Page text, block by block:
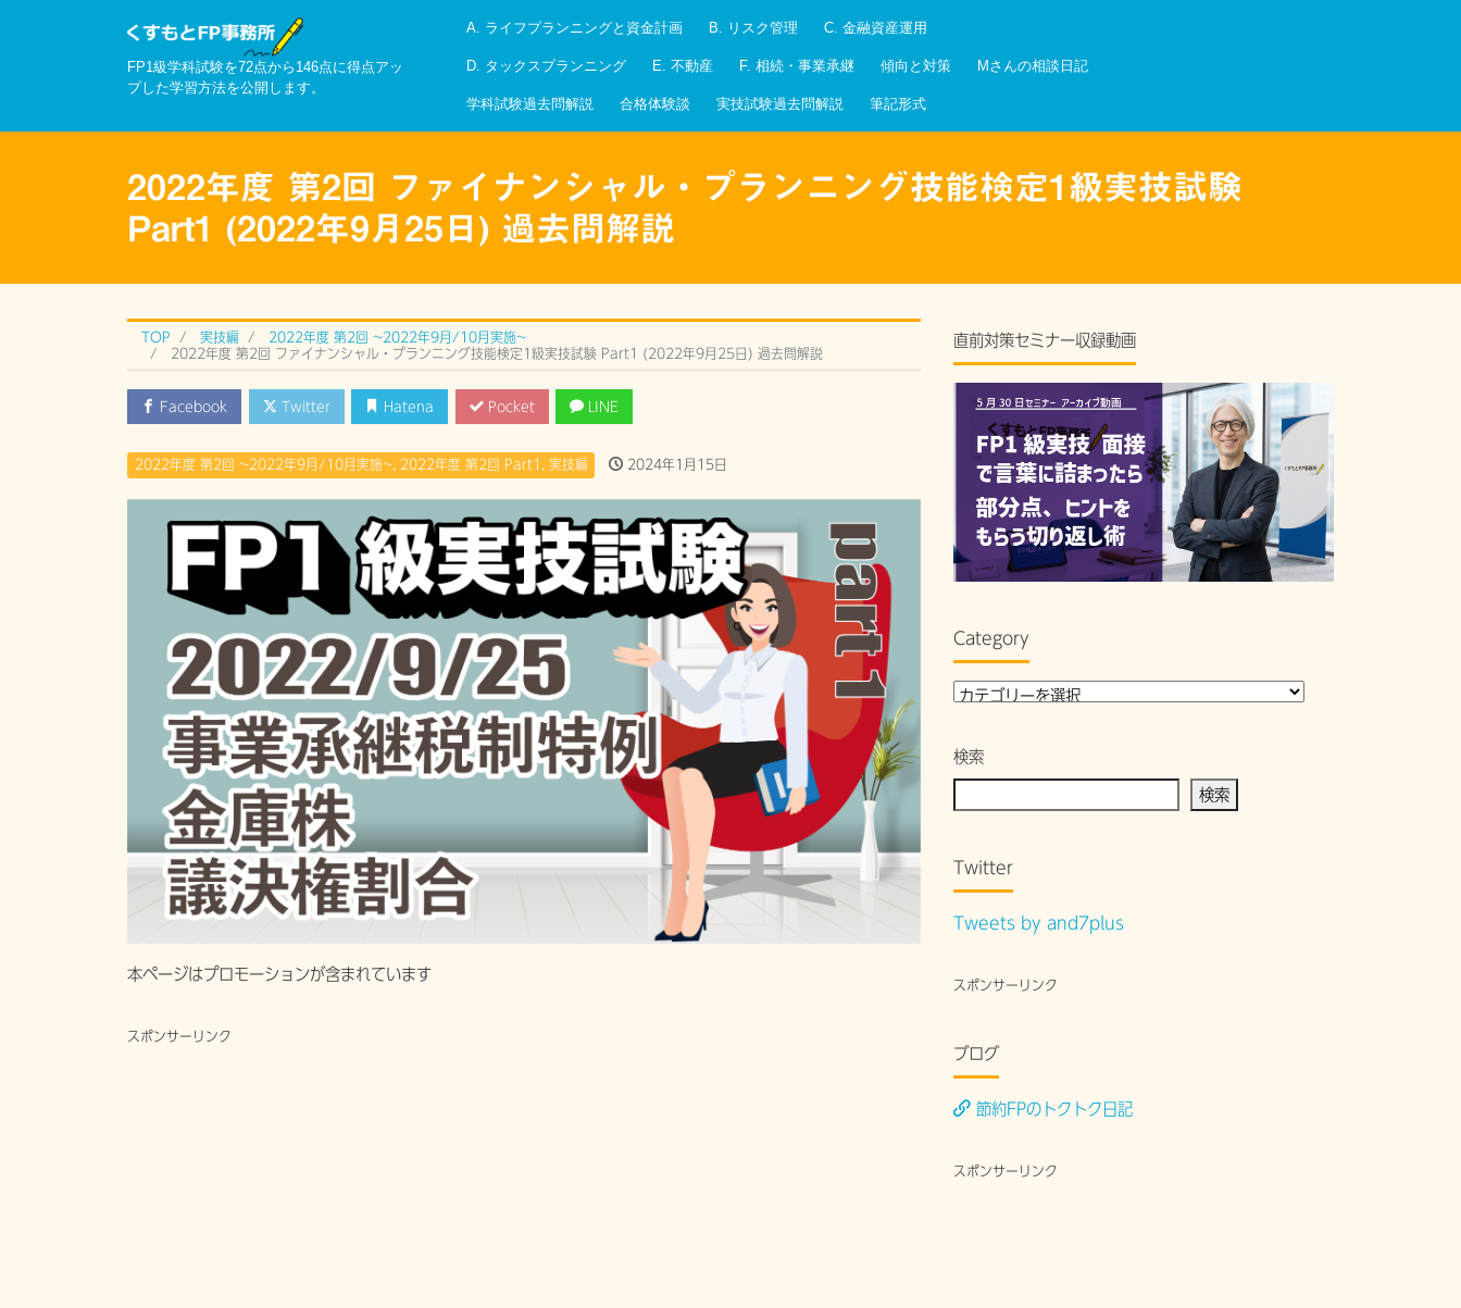
FP1級学科試験を72点から146点に得点アッ
プした学習方法を公開します。
A. ライフプランニングと資金計画 B. リスク管理 C. 金融資産運用
D. タックスプランニング E. 不動産 F. 相続・事業承継 傾向と対策 Mさんの相談日記
学科試験過去問解説 合格体験談 実技試験過去問解説 筆記形式
2022年度 第2回 ファイナンシャル・プランニング技能検定1級実技試験
Part1 (2022年9月25日) 過去問解説
TOP 実技編
2022年度 第2回 ~2022年9月/10月実施~
2022年度 第2回 ファイナンシャル・プランニング技能検定1級実技試験 Part1 (2022年9月25日) 過去問解説
Facebook Twitter Hatena Pocket LINE
2022年度 第2回 ~2022年9月/10月実施~, 2022年度 第2回 Part1 , 実技編 2024年1月15日
本ページはプロモーションが含まれています
スポンサーリンク
直前対策セミナー収録動画
Category
検索
検索
Twitter
Tweets by and7plus
スポンサーリンク
ブログ
節約FPのトクトク日記
スポンサーリンク